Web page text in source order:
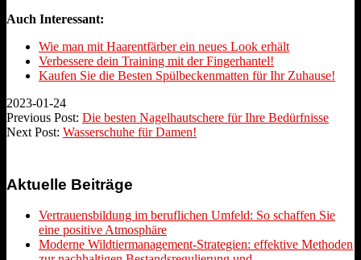
Auch Interessant:
Wie man mit Haarentfärber ein neues Look erhält
Verbessere dein Training mit der Fingerhantel!
Kaufen Sie die Besten Spülbeckenmatten für Ihr Zuhause!
2023-01-24
Previous Post: Die besten Nagelhautschere für Ihre Bedürfnisse
Next Post: Wasserschuhe für Damen!
Aktuelle Beiträge
Vertrauensbildung im beruflichen Umfeld: So schaffen Sie
eine positive Atmosphäre
Moderne Wildtiermanagement-Strategien: effektive Methoden